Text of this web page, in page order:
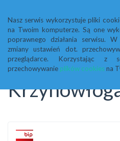
Nasz serwis wykorzystuje pliki
na Twoim komputerze. Są one
poprawnego działania serwisu.
zmiany ustawień dot.
przeglądarce. Korzystając z
przechowywanie plików cookiesna
Biuletyn
Publicznej